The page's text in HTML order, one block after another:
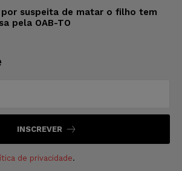
suspeita de matar o filho tem
pela OAB-TO
INSCREVER
de privacidade.